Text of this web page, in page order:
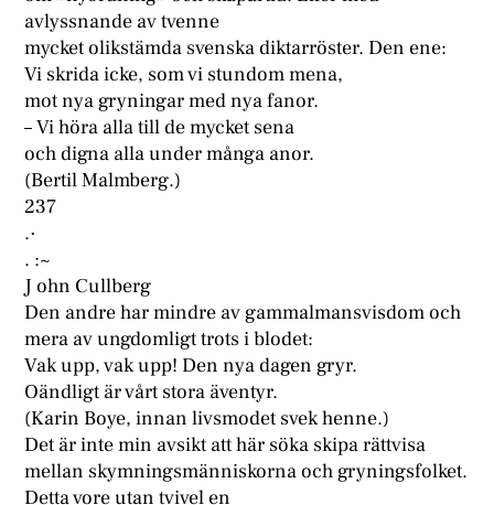
avlyssnande av tvenne
mycket olikstämda svenska diktarröster. Den ene:
Vi skrida icke, som vi stundom mena,
mot nya gryningar med nya fanor.
– Vi höra alla till de mycket sena
och digna alla under många anor.
(Bertil Malmberg.)
237
.·
. :~
J ohn Cullberg
Den andre har mindre av gammalmansvisdom och
mera av ungdomligt trots i blodet:
Vak upp, vak upp! Den nya dagen gryr.
Oändligt är vårt stora äventyr.
(Karin Boye, innan livsmodet svek henne.)
Det är inte min avsikt att här söka skipa rättvisa
mellan skymningsmänniskorna och gryningsfolket.
Detta vore utan tvivel en